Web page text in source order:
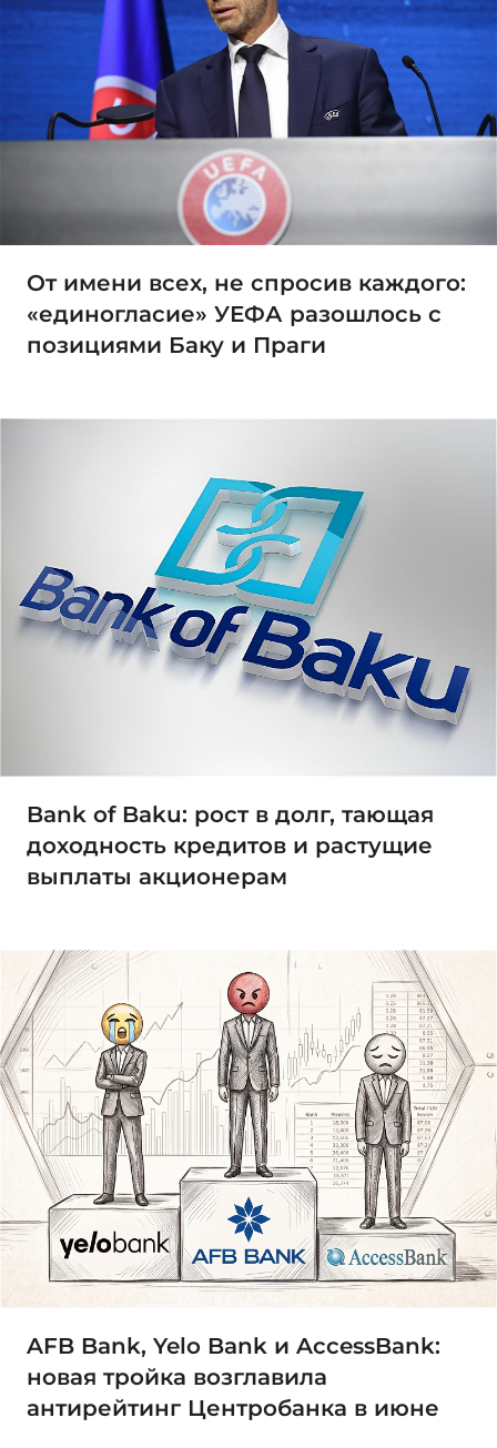
От имени всех, не спросив каждого:
«единогласие» УЕФА разошлось с
позициями Баку и Праги
Bank of Baku: рост в долг, тающая
доходность кредитов и растущие
выплаты акционерам
AFB Bank, Yelo Bank и AccessBank:
новая тройка возглавила
антирейтинг Центробанка в июне